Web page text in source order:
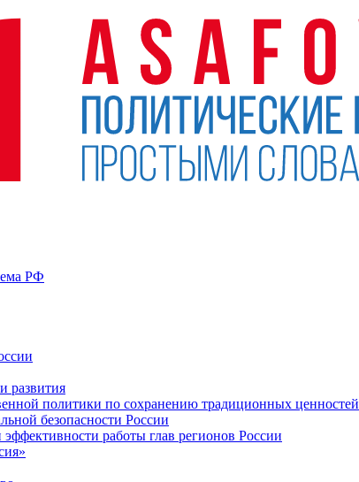
РФ
развития
политики по сохранению традиционных ценностей
безопасности России
работы глав регионов России